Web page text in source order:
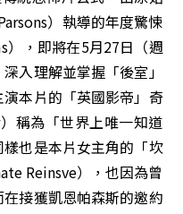
）執導的年度驚悚
），即將在5月27日（週
入理解並掌握「後室」
本片的「英國影帝」奇
稱為「世界上唯一知道
也是本片女主角的「坎
Reinsve），也因為曾
接獲凱恩帕森斯的邀約